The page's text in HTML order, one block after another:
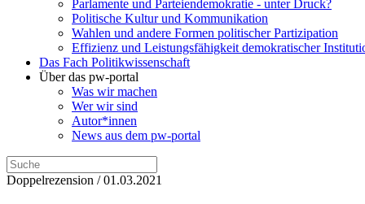
Parlamente und Parteiendemokratie - unter Druck?
Politische Kultur und Kommunikation
Wahlen und andere Formen politischer Partizipation
Effizienz und Leistungsfähigkeit demokratischer
Das Fach Politikwissenschaft
Über das pw-portal
Was wir machen
Wer wir sind
Autor*innen
News aus dem pw-portal
Doppelrezension / 01.03.2021